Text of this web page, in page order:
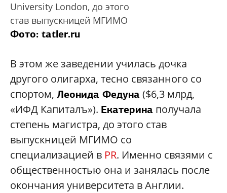
University London, до этого
став выпускницей МГИМО
Фото: tatler.ru
В этом же заведении училась дочка
другого олигарха, тесно связанного со
спортом, Леонида Федуна ($6,3 млрд,
«ИФД Капиталъ»). Екатерина получала
степень магистра, до этого став
выпускницей МГИМО со
специализацией в PR. Именно связями с
общественностью она и занялась после
окончания университета в Англии.